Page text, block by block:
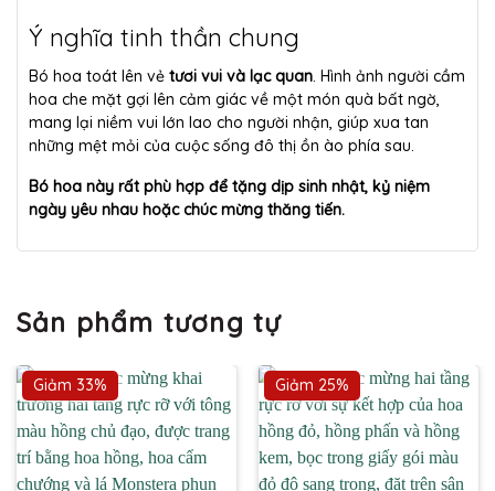
Ý nghĩa tinh thần chung
Bó hoa toát lên vẻ tươi vui và lạc quan. Hình ảnh người cầm
hoa che mặt gợi lên cảm giác về một món quà bất ngờ,
mang lại niềm vui lớn lao cho người nhận, giúp xua tan
những mệt mỏi của cuộc sống đô thị ồn ào phía sau.
Bó hoa này rất phù hợp để tặng dịp sinh nhật, kỷ niệm
ngày yêu nhau hoặc chúc mừng thăng tiến.
Sản phẩm tương tự
Giảm 33% Giảm 25%